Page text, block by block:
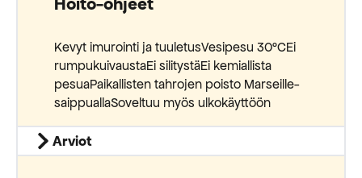
Kevyt imurointi ja tuuletusVesipesu 30°CEi
rumpukuivaustaEi silitystäEi kemiallista
pesuaPaikallisten tahrojen poisto Marseille-
saippuallaSoveltuu myös ulkokäyttöön
Arviot